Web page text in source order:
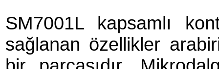
SM7001L kapsamlı
sağlanan özellikler